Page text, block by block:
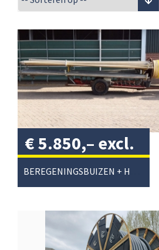
€5.850,– excl.
btw/